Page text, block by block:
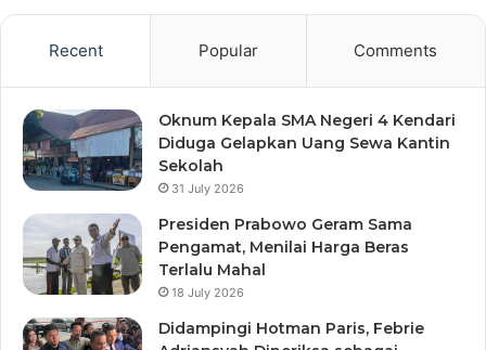
Recent Popular Comments
Oknum Kepala SMA Negeri 4 Kendari
Diduga Gelapkan Uang Sewa Kantin
Sekolah
31 July 2026
Presiden Prabowo Geram Sama
Pengamat, Menilai Harga Beras
Terlalu Mahal
18 July 2026
Didampingi Hotman Paris, Febrie